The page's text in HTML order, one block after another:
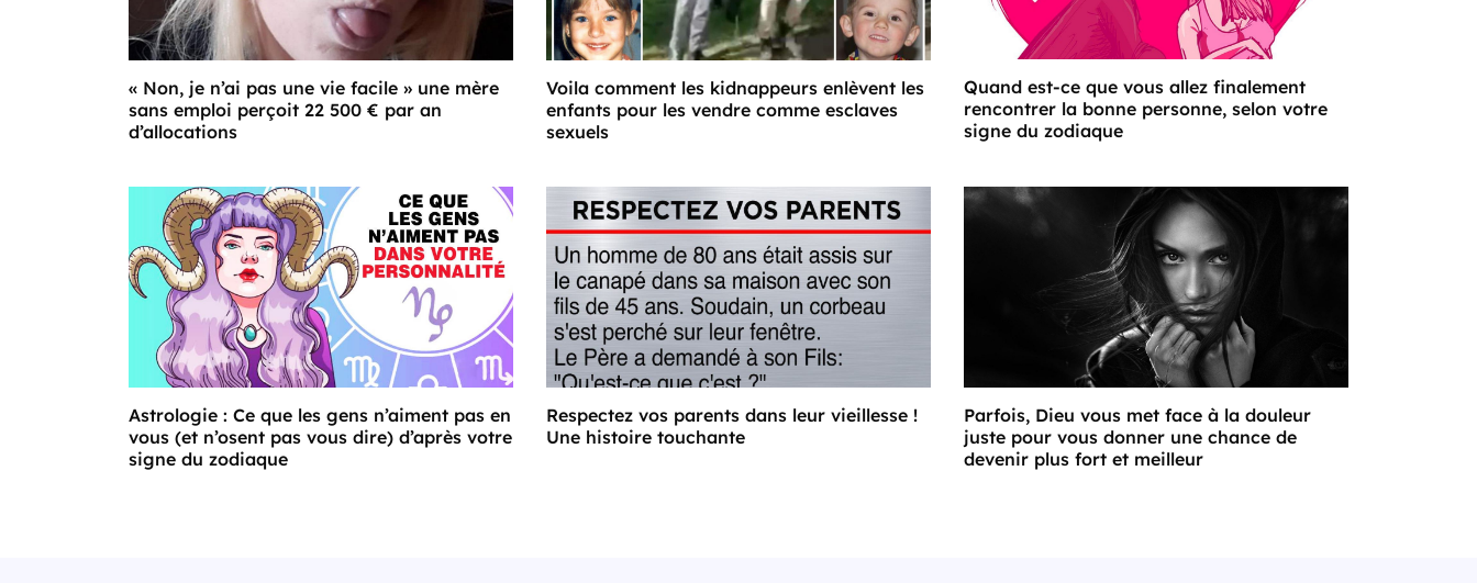
« Non, je n’ai pas une vie facile » une mère
sans emploi perçoit 22 500 € par an
d’allocations
Voila comment les kidnappeurs enlèvent les
enfants pour les vendre comme esclaves
sexuels
Quand est-ce que vous allez finalement
rencontrer la bonne personne, selon votre
signe du zodiaque
Astrologie : Ce que les gens n’aiment pas en
vous (et n’osent pas vous dire) d’après votre
signe du zodiaque
Respectez vos parents dans leur vieillesse !
Une histoire touchante
Parfois, Dieu vous met face à la douleur
juste pour vous donner une chance de
devenir plus fort et meilleur